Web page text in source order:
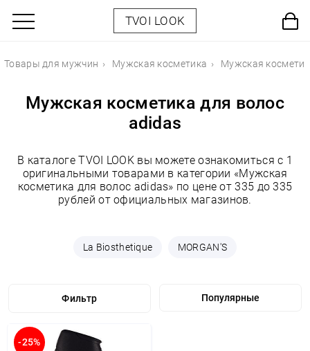
TVOI LOOK
Товары для мужчин Мужская косметика Мужская
Мужская косметика для волос
adidas
В каталоге TVOI LOOK вы можете ознакомиться с 1
оригинальными товарами в категории «Мужская
косметика для волос adidas» по цене от 335 до 335
рублей от официальных магазинов.
La Biosthetique MORGAN'S
Фильтр
-25%